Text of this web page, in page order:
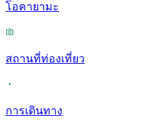
โอคายามะ
สถานที่ท่องเที่ยว
การเดินทาง